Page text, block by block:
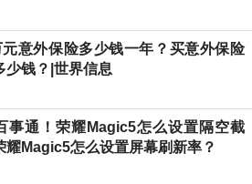
意外保险多少钱一年？买意外保险
少钱？|世界信息
事通！荣耀Magic5怎么设置隔空截
耀Magic5怎么设置屏幕刷新率？